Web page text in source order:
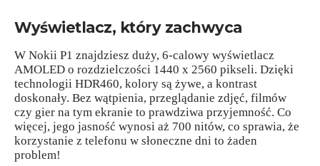
Wyświetlacz, który zachwyca
W Nokii P1 znajdziesz duży, 6-calowy wyświetlacz
AMOLED o rozdzielczości 1440 x 2560 pikseli. Dzięki
technologii HDR460, kolory są żywe, a kontrast
doskonały. Bez wątpienia, przeglądanie zdjęć, filmów
czy gier na tym ekranie to prawdziwa przyjemność. Co
więcej, jego jasność wynosi aż 700 nitów, co sprawia, że
korzystanie z telefonu w słoneczne dni to żaden
problem!